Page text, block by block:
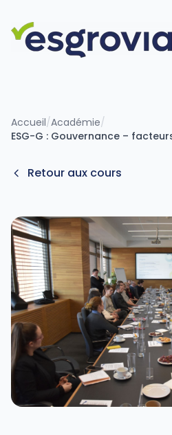
Accueil/Académie/
Retour aux cours